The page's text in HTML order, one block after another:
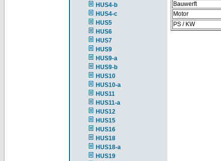
HUS4-b
HUS4-c
HUS5
HUS6
HUS7
HUS9
HUS9-a
HUS9-b
HUS10
HUS10-a
HUS11
HUS11-a
HUS12
HUS15
HUS16
HUS18
HUS18-a
HUS19
Bauwerft
Motor
PS / KW